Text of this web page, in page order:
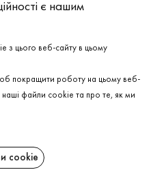
температурі
в пральній машині
є нашим
з цього веб-сайту в цьому
покращити роботу на цьому веб-
наші файли cookie та про те, як ми
cookie